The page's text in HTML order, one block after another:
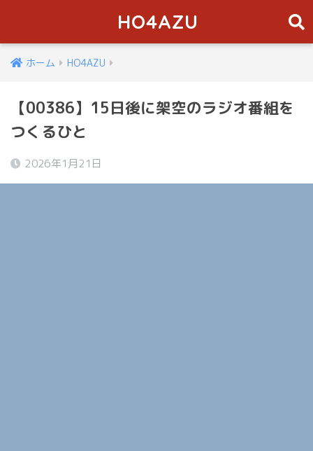
HO4AZU
ホーム HO4AZU
【00386】15日後に架空のラジオ番組を
つくるひと
2026年1月21日